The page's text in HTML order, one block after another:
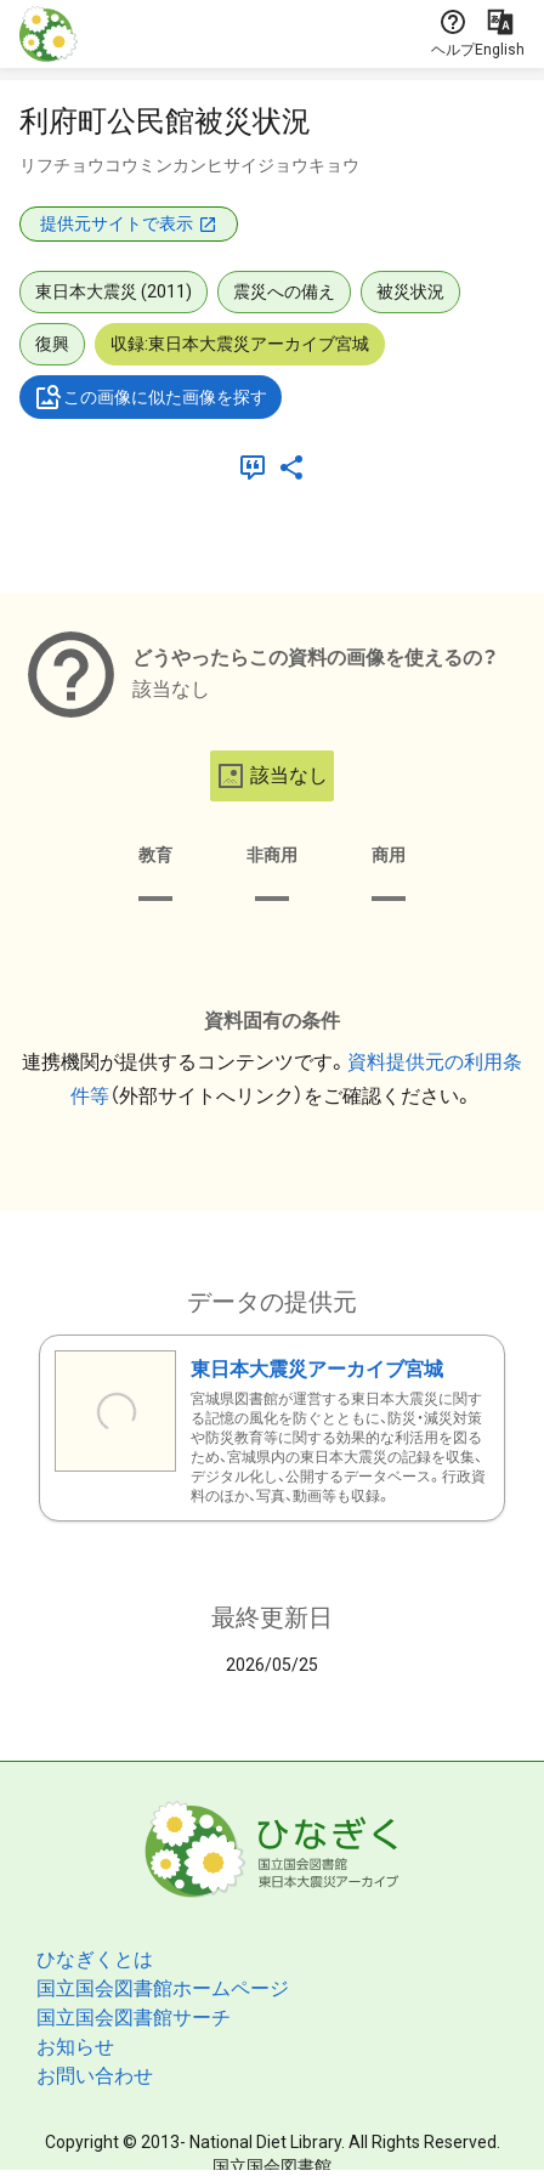
本文に飛ぶ
ヘルプEnglish
利府町公民館被災状況
リフチョウコウミンカンヒサイジョウキョウ
提供元サイトで表示
東日本大震災 (2011) 震災への備え 被災状況
復興 収録:東日本大震災アーカイブ宮城
この画像に似た画像を探す
どうやったらこの資料の画像を使えるの？
該当なし
該当なし
教育 非商用 商用
資料固有の条件
連携機関が提供するコンテンツです。 資料提供元の利用条
件等（外部サイトへリンク）をご確認ください。
データの提供元
東日本大震災アーカイブ宮城
宮城県図書館が運営する東日本大震災に関す
る記憶の風化を防ぐとともに、防災・減災対策
や防災教育等に関する効果的な利活用を図る
ため、宮城県内の東日本大震災の記録を収集、
デジタル化し、公開するデータベース。行政資
料のほか、写真、動画等も収録。
最終更新日
2026/05/25
ひなぎくとは
国立国会図書館ホームページ
国立国会図書館サーチ
お知らせ
お問い合わせ
Copyright © 2013- National Diet Library. All Rights Reserved.